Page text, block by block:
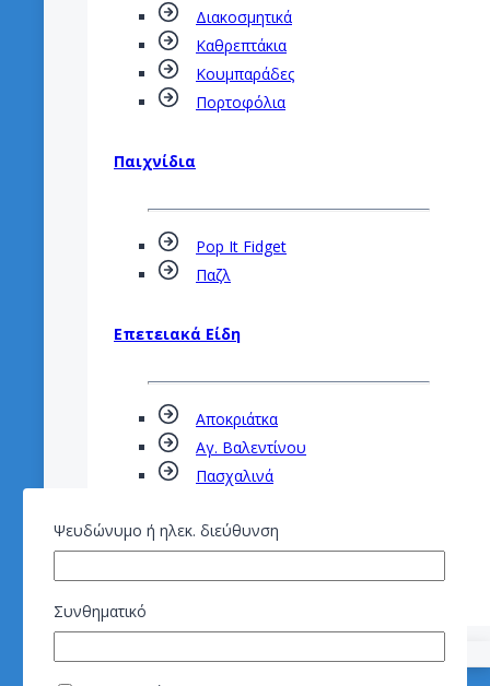
Διακοσμητικά
Καθρεπτάκια
Κουμπαράδες
Πορτοφόλια
Παιχνίδια
Pop It Fidget
Παζλ
Επετειακά Είδη
Αποκριάτκα
Αγ. Βαλεντίνου
Πασχαλινά
Ευχετήριες Κάρτες
Ψευδώνυμο ή ηλεκ. διεύθυνση
Συνθηματικό